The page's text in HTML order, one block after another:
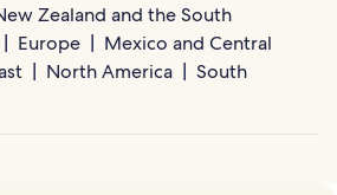
Zealand and the South
Europe
Mexico and Central
North America
South